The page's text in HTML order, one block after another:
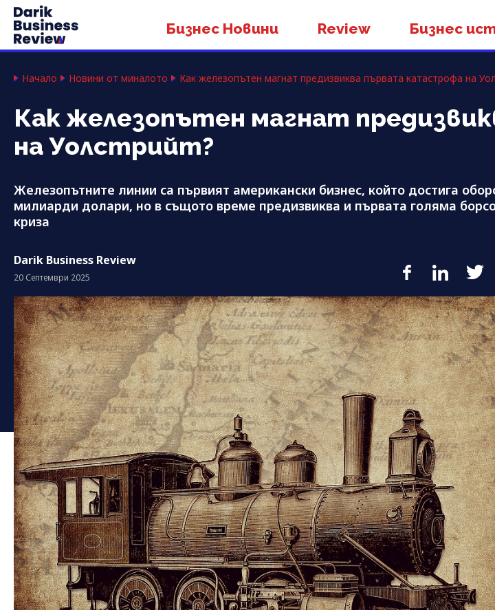
Бизнес Новини Review Бизнес
Начало Новини от миналото Как железопътен магнат предизвиква първата катастрофа на
Как железопътен магнат
на Уолстрийт?
Железопътните линии са първият американски бизнес, който достига
милиарди долари, но в същото време предизвиква и първата голяма
криза
Darik Business Review
20 Септември 2025